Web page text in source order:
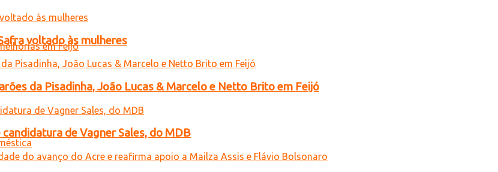
voltado às mulheres
da Pisadinha, João Lucas & Marcelo e Netto Brito em Feijó
de Vagner Sales, do MDB